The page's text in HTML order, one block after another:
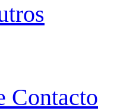
Contacto